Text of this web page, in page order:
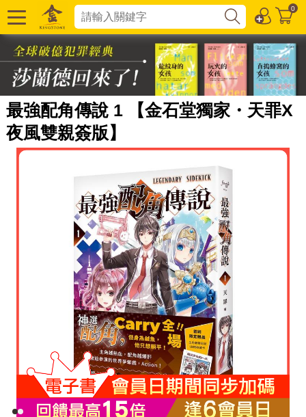
0
最強配角傳說 1 【金石堂獨家・天罪X
夜風雙親簽版】